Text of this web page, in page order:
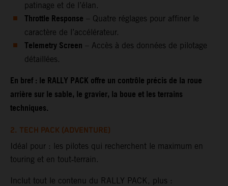
patinage et de l’élan.
Throttle Response – Quatre réglages pour affiner le
caractère de l’accélérateur.
Telemetry Screen – Accès à des données de pilotage
détaillées.
En bref : le RALLY PACK offre un contrôle précis de la roue
arrière sur le sable, le gravier, la boue et les terrains
techniques.
2. TECH PACK (ADVENTURE)
Idéal pour : les pilotes qui recherchent le maximum en
touring et en tout‑terrain.
Inclut tout le contenu du RALLY PACK, plus :